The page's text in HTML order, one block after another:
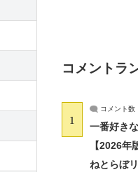
コメントラ
1
コメント数
一番好き
【2026年
ねとらぼ